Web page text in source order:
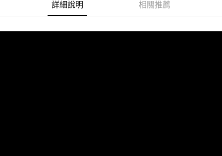
ATM付款
詳細說明 相關推薦